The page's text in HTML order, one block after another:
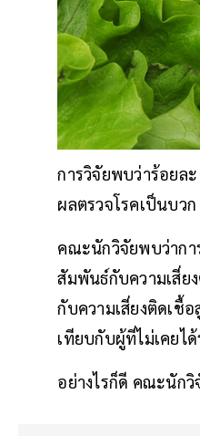
การวิจัยพบว่าร้อยล
ผลตรวจโรคเป็นบวก
คณะนักวิจัยพบว่ากา
สัมพันธ์กับความเสี่ย
กับความเสี่ยงติดเชื้
เทียบกับผู้ที่ไม่เคยไ
อย่างไรก็ดี คณะนัก